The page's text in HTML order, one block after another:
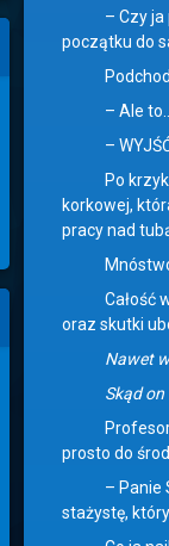
– Czy ja
początku do
Podchodzi
– Ale to… –
–
Po krzyku
korkowej,
pracy nad
Mnóstwo
Całość
oraz skutki
Nawet
Skąd on
Profesor
prosto do
– Panie
stażystę,